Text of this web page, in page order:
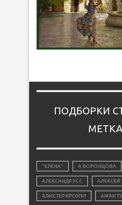
ПОДБОРКИ
"ЕЛЕНА" А.ВОРОНЦОВА
АЛЕКСАНДР УСС
АЛИСТЕР КРОУЛИ АМАН